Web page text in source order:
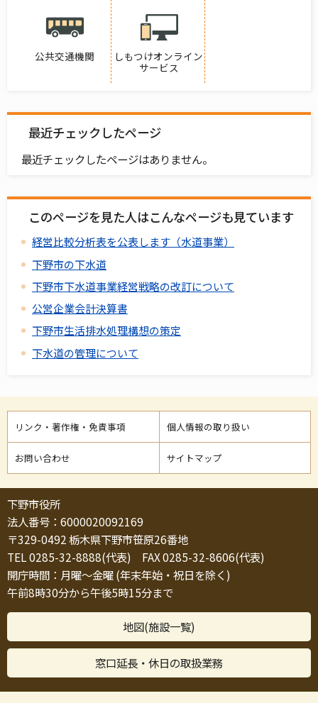
公共交通機関
しもつけオンライン
サービス
最近チェックしたページ
最近チェックしたページはありません。
このページを見た人はこんなページも見ています
経営比較分析表を公表します（水道事業）
下野市の下水道
下野市下水道事業経営戦略の改訂について
公営企業会計決算書
下野市生活排水処理構想の策定
下水道の管理について
リンク・著作権・免責事項 個人情報の取り扱い
お問い合わせ サイトマップ
下野市役所
法人番号：6000020092169
〒329-0492 栃木県下野市笹原26番地
TEL 0285-32-8888(代表) FAX 0285-32-8606(代表)
開庁時間：月曜～金曜 (年末年始・祝日を除く)
午前8時30分から午後5時15分まで
地図(施設一覧)
窓口延長・休日の取扱業務